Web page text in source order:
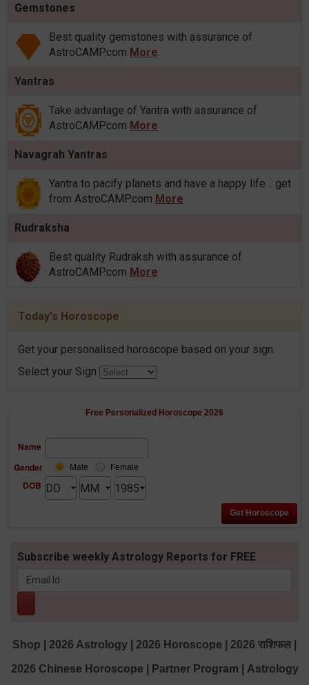
Gemstones
Best quality gemstones with assurance of
AstroCAMP.com More
Yantras
Take advantage of Yantra with assurance of
AstroCAMP.com More
Navagrah Yantras
Yantra to pacify planets and have a happy life .. get
from AstroCAMP.com More
Rudraksha
Best quality Rudraksh with assurance of
AstroCAMP.com More
Today's Horoscope
Get your personalised horoscope based on your sign.
Select your Sign
Free Personalized Horoscope 2026
Name
Gender
Male Female
DOB
Subscribe weekly Astrology Reports for FREE
Shop 2026 Astrology 2026 Horoscope 2026 राशिफल
2026 Chinese Horoscope Partner Program Astrology